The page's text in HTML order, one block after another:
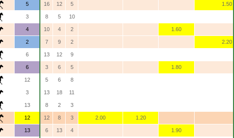
5 16 12 5 1.50
3 8 5 10
4 10 4 2 1.60
2 7 9 2 2.20
6 13 12 9
6 3 6 5 1.80
12 5 6 8
3 13 18 11
13 8 2 3
12 12 8 3 2.00 1.20
13 6 13 4 1.90